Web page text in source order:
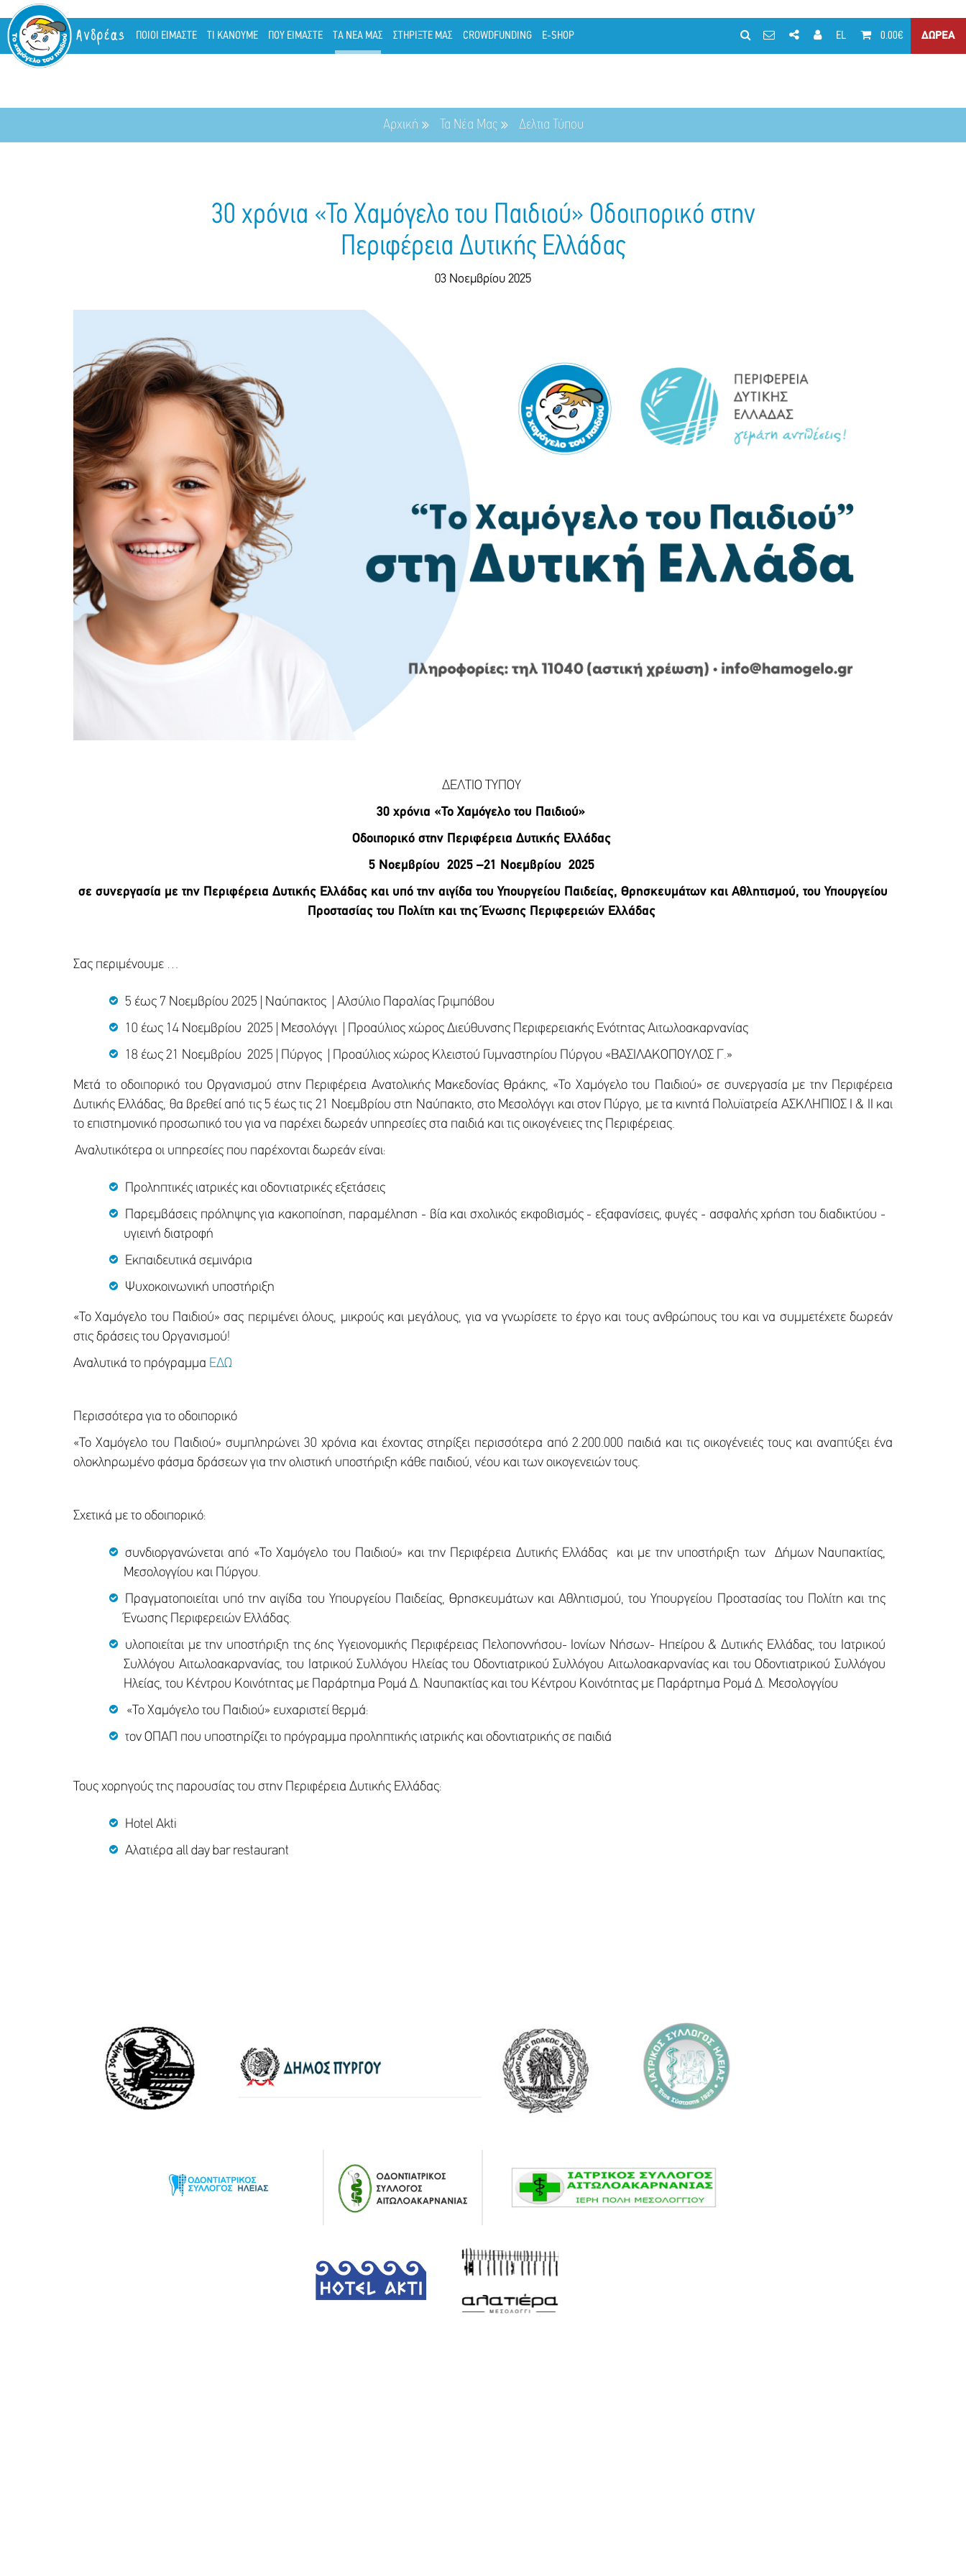
Ανδρέας ΠΟΙΟΙ ΕΙΜΑΣΤΕ ΤΙ ΚΑΝΟΥΜΕ ΠΟΥ ΕΙΜΑΣΤΕ ΤΑ ΝΕΑ ΜΑΣ ΣΤΗΡΙΞΤΕ ΜΑΣ CROWDFUNDING E-SHOP EL 0.00€ ΔΩΡΕΑ
Αρχική Τα Νέα Μας Δελτια Τύπου
30 χρόνια «Το Χαμόγελο του Παιδιού» Οδοιπορικό στην
Περιφέρεια Δυτικής Ελλάδας
03 Νοεμβρίου 2025
ΔΕΛΤΙΟ ΤΥΠΟΥ
30 χρόνια «Το Χαμόγελο του Παιδιού»
Οδοιπορικό στην Περιφέρεια Δυτικής Ελλάδας
5 Νοεμβρίου 2025 –21 Νοεμβρίου 2025
σε συνεργασία με την Περιφέρεια Δυτικής Ελλάδας και υπό την αιγίδα του Υπουργείου Παιδείας, Θρησκευμάτων και Αθλητισμού, του Υπουργείου
Προστασίας του Πολίτη και της Ένωσης Περιφερειών Ελλάδας
Σας περιμένουμε …
5 έως 7 Νοεμβρίου 2025 | Ναύπακτος | Αλσύλιο Παραλίας Γριμπόβου
10 έως 14 Νοεμβρίου 2025 | Μεσολόγγι | Προαύλιος χώρος Διεύθυνσης Περιφερειακής Ενότητας Αιτωλοακαρνανίας
18 έως 21 Νοεμβρίου 2025 | Πύργος | Προαύλιος χώρος Κλειστού Γυμναστηρίου Πύργου «ΒΑΣΙΛΑΚΟΠΟΥΛΟΣ Γ.»
Μετά το οδοιπορικό του Οργανισμού στην Περιφέρεια Ανατολικής Μακεδονίας Θράκης, «Το Χαμόγελο του Παιδιού» σε συνεργασία με την Περιφέρεια
Δυτικής Ελλάδας, θα βρεθεί από τις 5 έως τις 21 Νοεμβρίου στη Ναύπακτο, στο Μεσολόγγι και στον Πύργο, με τα κινητά Πολυϊατρεία ΑΣΚΛΗΠΙΟΣ Ι & ΙΙ και
το επιστημονικό προσωπικό του για να παρέχει δωρεάν υπηρεσίες στα παιδιά και τις οικογένειες της Περιφέρειας.
Αναλυτικότερα οι υπηρεσίες που παρέχονται δωρεάν είναι:
Προληπτικές ιατρικές και οδοντιατρικές εξετάσεις
Παρεμβάσεις πρόληψης για κακοποίηση, παραμέληση - βία και σχολικός εκφοβισμός - εξαφανίσεις, φυγές - ασφαλής χρήση του διαδικτύου -
υγιεινή διατροφή
Εκπαιδευτικά σεμινάρια
Ψυχοκοινωνική υποστήριξη
«Το Χαμόγελο του Παιδιού» σας περιμένει όλους, μικρούς και μεγάλους, για να γνωρίσετε το έργο και τους ανθρώπους του και να συμμετέχετε δωρεάν
στις δράσεις του Οργανισμού!
Αναλυτικά το πρόγραμμα ΕΔΩ
Περισσότερα για το οδοιπορικό
«Το Χαμόγελο του Παιδιού» συμπληρώνει 30 χρόνια και έχοντας στηρίξει περισσότερα από 2.200.000 παιδιά και τις οικογένειές τους και αναπτύξει ένα
ολοκληρωμένο φάσμα δράσεων για την ολιστική υποστήριξη κάθε παιδιού, νέου και των οικογενειών τους.
Σχετικά με το οδοιπορικό:
συνδιοργανώνεται από «Το Χαμόγελο του Παιδιού» και την Περιφέρεια Δυτικής Ελλάδας και με την υποστήριξη των Δήμων Ναυπακτίας,
Μεσολογγίου και Πύργου.
Πραγματοποιείται υπό την αιγίδα του Υπουργείου Παιδείας, Θρησκευμάτων και Αθλητισμού, του Υπουργείου Προστασίας του Πολίτη και της
Ένωσης Περιφερειών Ελλάδας.
υλοποιείται με την υποστήριξη της 6ης Υγειονομικής Περιφέρειας Πελοποννήσου- Ιονίων Νήσων- Ηπείρου & Δυτικής Ελλάδας, του Ιατρικού
Συλλόγου Αιτωλοακαρνανίας, του Ιατρικού Συλλόγου Ηλείας του Οδοντιατρικού Συλλόγου Αιτωλοακαρνανίας και του Οδοντιατρικού Συλλόγου
Ηλείας, του Κέντρου Κοινότητας με Παράρτημα Ρομά Δ. Ναυπακτίας και του Κέντρου Κοινότητας με Παράρτημα Ρομά Δ. Μεσολογγίου
«Το Χαμόγελο του Παιδιού» ευχαριστεί θερμά:
τον ΟΠΑΠ που υποστηρίζει το πρόγραμμα προληπτικής ιατρικής και οδοντιατρικής σε παιδιά
Τους χορηγούς της παρουσίας του στην Περιφέρεια Δυτικής Ελλάδας:
Hotel Akti
Aλατιέρα all day bar restaurant